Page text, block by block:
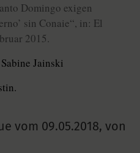
Domingo exigen
sin Conaie“, in: El
2015.
Jainski
vom 09.05.2018, von